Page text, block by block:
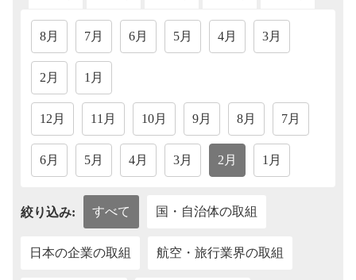
8月 7月 6月 5月 4月 3月
2月 1月
12月 11月 10月 9月 8月 7月
6月 5月 4月 3月 2月 1月
絞り込み: すべて 国・自治体の取組
日本の企業の取組 航空・旅行業界の取組